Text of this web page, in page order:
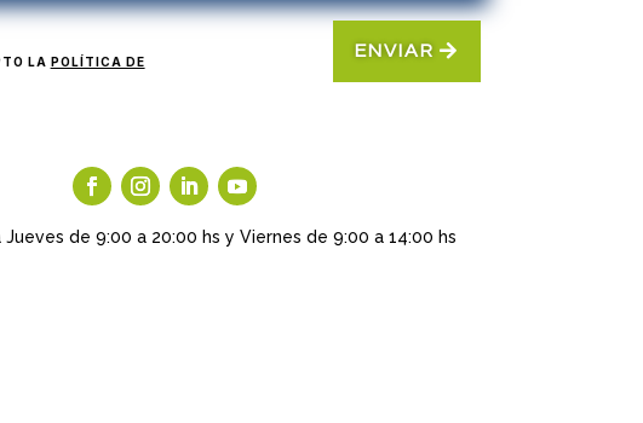
LA POLÍTICA DE
ENVIAR
Jueves de 9:00 a 20:00 hs y Viernes de 9:00 a 14:00 hs